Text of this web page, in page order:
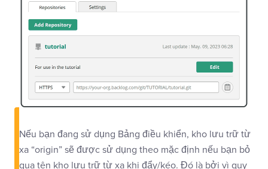
Nếu bạn đang sử dụng Bảng điều khiển, kho lưu trữ từ
xa “origin” sẽ được sử dụng theo mặc định nếu bạn bỏ
qua tên kho lưu trữ từ xa khi đẩy/kéo. Đó là bởi vì quy